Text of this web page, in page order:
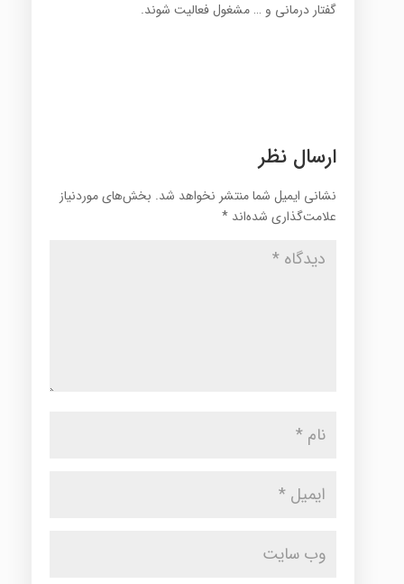
گفتار درمانی و … مشغول فعالیت شوند.
ارسال نظر
نشانی ایمیل شما منتشر نخواهد شد. بخش‌های موردنیاز
علامت‌گذاری شده‌اند *